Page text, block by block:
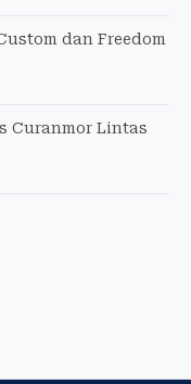
dan Freedom
Curanmor Lintas